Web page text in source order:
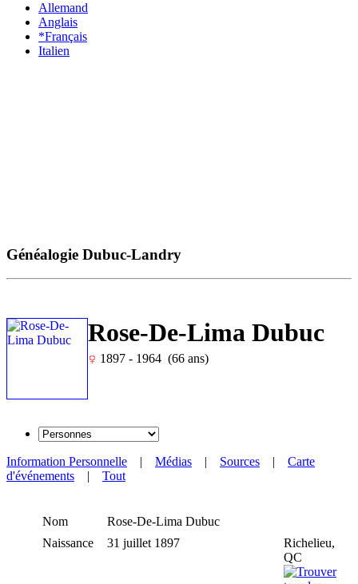
Allemand
Anglais
*Français
Italien
Généalogie Dubuc-Landry
Rose-De-Lima Dubuc
1897 - 1964 (66 ans)
Information Personnelle | Médias | Sources | Carte
d'événements | Tout
Nom Rose-De-Lima Dubuc
Naissance
31 juillet 1897
Richelieu,
QC